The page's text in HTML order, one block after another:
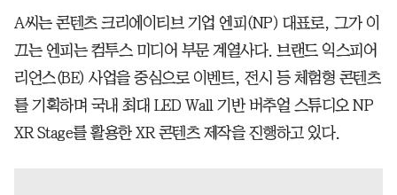
A씨는 콘텐츠 크리에이티브 기업 엔피(NP) 대표로, 그가 이
끄는 엔피는 컴투스 미디어 부문 계열사다. 브랜드 익스피어
리언스(BE) 사업을 중심으로 이벤트, 전시 등 체험형 콘텐츠
를 기획하며 국내 최대 LED Wall 기반 버추얼 스튜디오 NP
XR Stage를 활용한 XR 콘텐츠 제작을 진행하고 있다.